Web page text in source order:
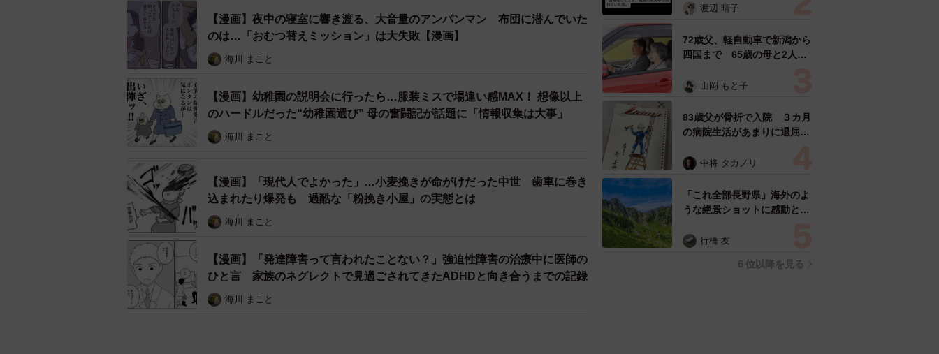
【漫画】夜中の寝室に響き渡る、大音量のアンパンマン 布団に潜んでいた
のは…「おむつ替えミッション」は大失敗【漫画】
海川 まこと
【漫画】幼稚園の説明会に行ったら…服装ミスで場違い感MAX！ 想像以上
のハードルだった“幼稚園選び” 母の奮闘記が話題に「情報収集は大事」
海川 まこと
【漫画】「現代人でよかった」…小麦挽きが命がけだった中世 歯車に巻き
込まれたり爆発も 過酷な「粉挽き小屋」の実態とは
海川 まこと
【漫画】「発達障害って言われたことない？」強迫性障害の治療中に医師の
ひと言 家族のネグレクトで見過ごされてきたADHDと向き合うまでの記録
海川 まこと
ようとした4日間 「命の重
表の訴え
渡辺 晴子
72歳父、軽自動車で新潟から
四国まで 65歳の母と2人で
憩まで分刻み… 「大学生で
山岡 もと子
83歳父が骨折で入院 ３カ月
の病院生活があまりに退屈で
い！」→スケッチブックを見
すよ…」
中将 タカノリ
「これ全部長野県」海外のよ
うな絶景ショットに感動と反
ったんだって気づいた」
行橋 友
６位以降を見る